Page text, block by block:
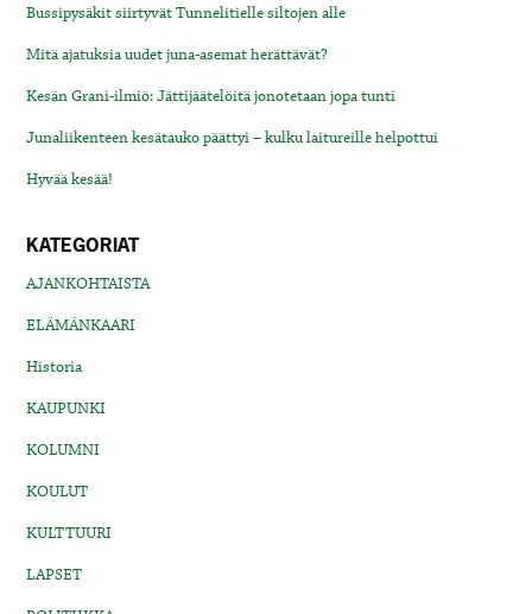
Bussipysäkit siirtyvät Tunnelitielle siltojen alle
Mitä ajatuksia uudet juna-asemat herättävät?
Kesän Grani-ilmiö: Jättijäätelöitä jonotetaan jopa tunti
Junaliikenteen kesätauko päättyi – kulku laitureille helpottui
Hyvää kesää!
KATEGORIAT
AJANKOHTAISTA
ELÄMÄNKAARI
Historia
KAUPUNKI
KOLUMNI
KOULUT
KULTTUURI
LAPSET